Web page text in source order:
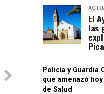
El
las
Policia y Guardia
que amenazó
de Salud